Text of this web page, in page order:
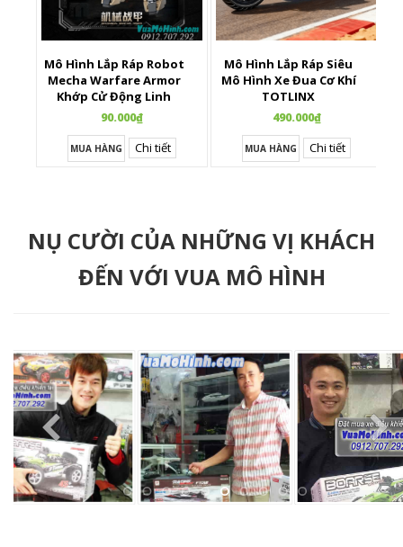
Mô Hình Lắp Ráp Robot
Mecha Warfare Armor
Khớp Cử Động Linh
Hoạt
90.000₫
MUA HÀNG Chi tiết
Mô Hình Lắp Ráp Siêu
Mô Hình Xe Đua Cơ Khí
TOTLINX
490.000₫
MUA HÀNG Chi tiết
NỤ CƯỜI CỦA NHỮNG VỊ KHÁCH
ĐẾN VỚI VUA MÔ HÌNH